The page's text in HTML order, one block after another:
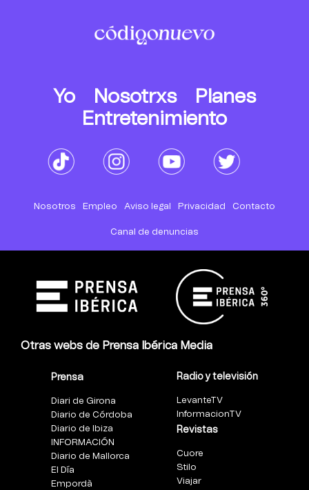
Yo Nosotrxs
Planes
Entretenimiento
Nosotros Empleo Aviso legal Privacidad Contacto
Canal de denuncias
Otras webs de Prensa Ibérica Media
Prensa
Diari de Girona
Diario de Córdoba
Diario de Ibiza
INFORMACIÓN
Diario de Mallorca
El Día
Empordà
Radio y televisión
LevanteTV
InformacionTV
Revistas
Cuore
Stilo
Viajar